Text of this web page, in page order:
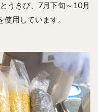
うきび、7月下旬～10月
用しています。